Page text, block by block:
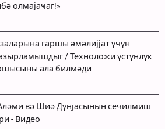
олмајаҹаг!»
гаршы әмәлијјат үчүн
/ Техноложи үстүнлүк
ала билмәди
вә Шиә Дүнјасынын сечилмиш
- Видео